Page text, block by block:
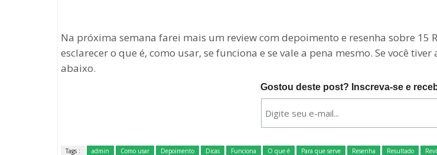
Na próxima semana farei mais um review com depoimento e resenha sobre 15
esclarecer o que é, como usar, se funciona e se vale a pena mesmo. Se você
abaixo.
Gostou deste post? Inscreva-se e
Tags : admin Como usar Depoimento Dicas Funciona O que é Para que serve Resenha Resultado